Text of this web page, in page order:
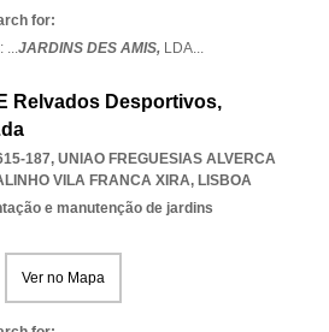
for:
...JARDINS DES AMIS, LDA...
Relvados Desportivos,
187, UNIAO FREGUESIAS ALVERCA
VILA FRANCA XIRA, LISBOA
e manutenção de jardins
Ver no Mapa